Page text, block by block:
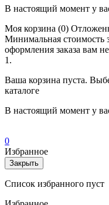
В настоящий момент у
Моя корзина (0)
Минимальная стоимость
оформления заказа вам
1.
Ваша корзина пуста.
каталоге
В настоящий момент у
0
Избранное
Закрыть
Список избранного пуст